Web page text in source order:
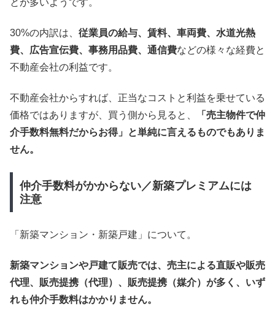
30%の内訳は、 従業員の給与、賃料、車両費、水道光熱
費、広告宣伝費、事務用品費、通信費などの様々な経費と
不動産会社の利益です。
不動産会社からすれば、正当なコストと利益を乗せている
価格ではありますが、買う側から見ると、
「売主物件で仲
介手数料無料だからお得」と単純に言えるものでもありま
せん。
仲介手数料がかからない／新築プレミアムには
注意
「新築マンション・新築戸建」について。
新築マンションや戸建て販売では、売主による直販や販売
代理、販売提携（代理）、販売提携（媒介）が多く、いず
れも仲介手数料はかかりません。